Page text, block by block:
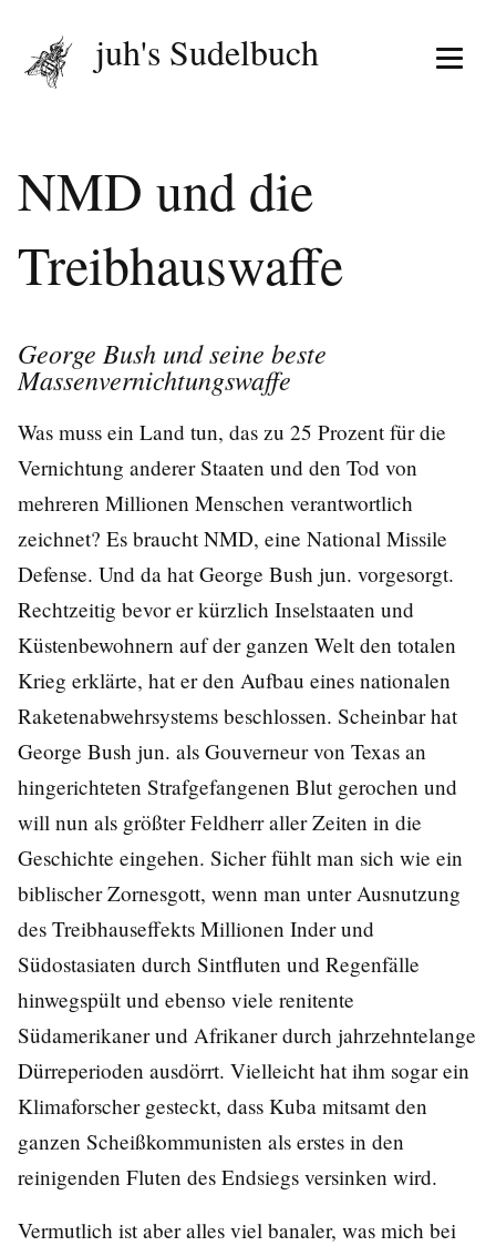
Menü
juh's Sudelbuch
NMD und die
Treibhauswaffe
George Bush und seine beste
Massenvernichtungswaffe
Was muss ein Land tun, das zu 25 Prozent für die
Vernichtung anderer Staaten und den Tod von
mehreren Millionen Menschen verantwortlich
zeichnet? Es braucht NMD, eine National Missile
Defense. Und da hat George Bush jun. vorgesorgt.
Rechtzeitig bevor er kürzlich Inselstaaten und
Küstenbewohnern auf der ganzen Welt den totalen
Krieg erklärte, hat er den Aufbau eines nationalen
Raketenabwehrsystems beschlossen. Scheinbar hat
George Bush jun. als Gouverneur von Texas an
hingerichteten Strafgefangenen Blut gerochen und
will nun als größter Feldherr aller Zeiten in die
Geschichte eingehen. Sicher fühlt man sich wie ein
biblischer Zornesgott, wenn man unter Ausnutzung
des Treibhauseffekts Millionen Inder und
Südostasiaten durch Sintfluten und Regenfälle
hinwegspült und ebenso viele renitente
Südamerikaner und Afrikaner durch jahrzehntelange
Dürreperioden ausdörrt. Vielleicht hat ihm sogar ein
Klimaforscher gesteckt, dass Kuba mitsamt den
ganzen Scheißkommunisten als erstes in den
reinigenden Fluten des Endsiegs versinken wird.
Vermutlich ist aber alles viel banaler, was mich bei